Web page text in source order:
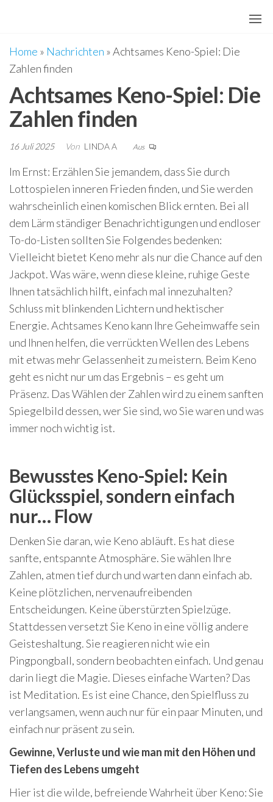
Home » Nachrichten »Achtsames Keno-Spiel: Die
Zahlen finden
Achtsames Keno-Spiel: Die
Zahlen finden
16 Juli 2025 Von LINDA A Aus
Im Ernst: Erzählen Sie jemandem, dass Sie durch
Lottospielen inneren Frieden finden, und Sie werden
wahrscheinlich einen komischen Blick ernten. Bei all
dem Lärm ständiger Benachrichtigungen und endloser
To-do-Listen sollten Sie Folgendes bedenken:
Vielleicht bietet Keno mehr als nur die Chance auf den
Jackpot.Was wäre, wenn diese kleine, ruhige Geste
Ihnen tatsächlich hilft, einfach mal innezuhalten?
Schluss mit blinkenden Lichtern und hektischer
Energie. Achtsames Keno kann Ihre Geheimwaffe sein
und Ihnen helfen, die verrückten Wellen des Lebens
mit etwas mehr Gelassenheit zu meistern. Beim Keno
geht es nicht nur um das Ergebnis – es geht um
Präsenz. Das Wählen der Zahlen wird zu einem sanften
Spiegelbild dessen, wer Sie sind, wo Sie waren und was
immer noch wichtig ist.
Bewusstes Keno-Spiel: Kein
Glücksspiel, sondern einfach
nur… Flow
Denken Sie daran, wie Keno abläuft. Es hat diese
sanfte, entspannte Atmosphäre. Sie wählen Ihre
Zahlen, atmen tief durch und warten dann einfach ab.
Keine plötzlichen, nervenaufreibenden
Entscheidungen. Keine überstürzten Spielzüge.
Stattdessen versetzt Sie Keno in eine völlig andere
Geisteshaltung. Sie reagieren nicht wie ein
Pingpongball, sondern beobachten einfach. Und genau
darin liegt die Magie. Dieses einfache Warten? Das
ist Meditation. Es ist eine Chance, den Spielfluss zu
verlangsamen, wenn auch nur für ein paar Minuten, und
einfach nur präsent zu sein.
Gewinne, Verluste und wie man mit den Höhen und
Tiefen des Lebens umgeht
Hier ist die wilde, befreiende Wahrheit über Keno: Sie